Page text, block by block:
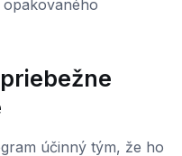
účinný tým, že ho